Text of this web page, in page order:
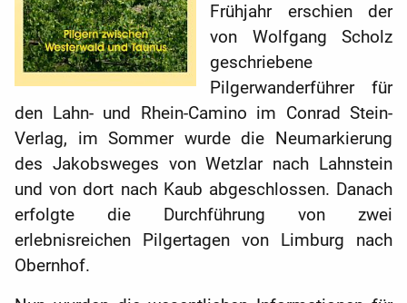
Frühjahr erschien der
von Wolfgang Scholz
geschriebene
Pilgerwanderführer für
den Lahn- und Rhein-Camino im Conrad Stein-
Verlag, im Sommer wurde die Neumarkierung
des Jakobsweges von Wetzlar nach Lahnstein
und von dort nach Kaub abgeschlossen. Danach
erfolgte die Durchführung von zwei
erlebnisreichen Pilgertagen von Limburg nach
Obernhof.